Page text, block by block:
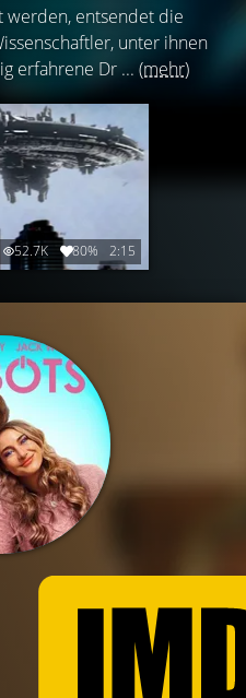
werden, entsendet die
unter ihnen
erfahrene Dr ... (mehr)
52.7K 80% 2:15